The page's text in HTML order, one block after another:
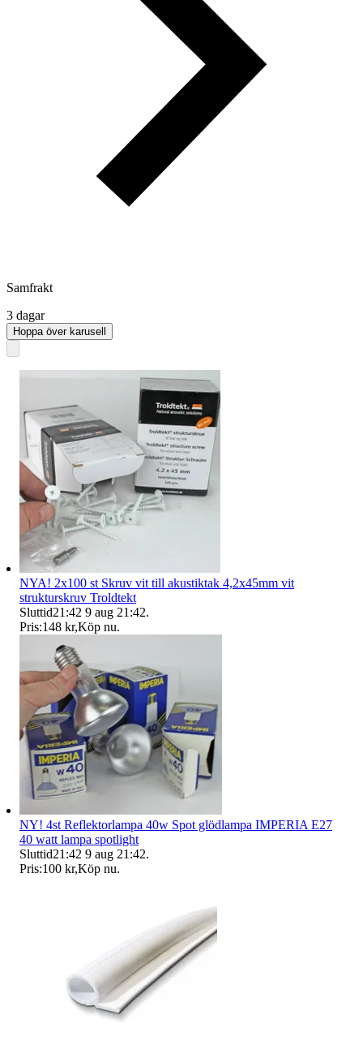
Samfrakt
3 dagar
Hoppa över karusell
NYA! 2x100 st Skruv vit till akustiktak 4,2x45mm vit
strukturskruv Troldtekt
Sluttid21:42 9 aug 21:42.
Pris:148 kr,Köp nu.
NY! 4st Reflektorlampa 40w Spot glödlampa IMPERIA E27
40 watt lampa spotlight
Sluttid21:42 9 aug 21:42.
Pris:100 kr,Köp nu.